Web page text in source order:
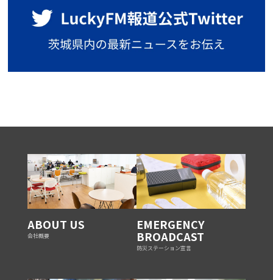
ABOUT US
会社概要
EMERGENCY
BROADCAST
防災ステーション宣言